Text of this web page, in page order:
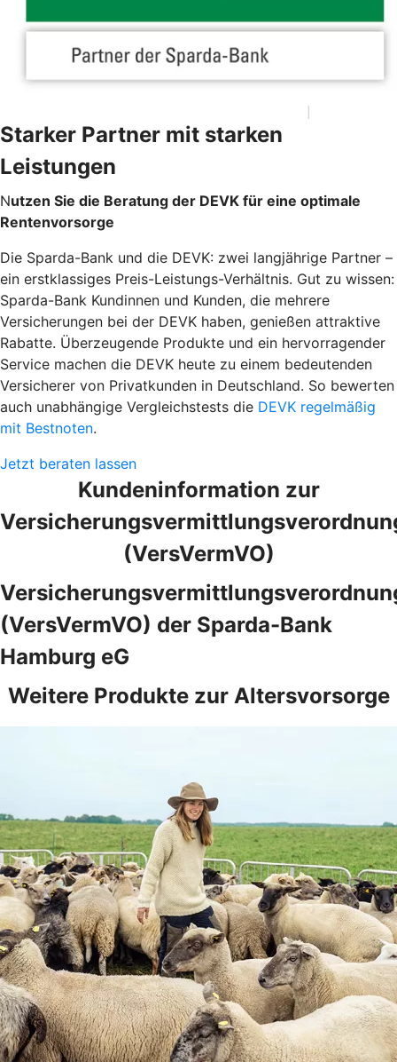
Starker Partner mit starken
Leistungen
Nutzen Sie die Beratung der DEVK für eine optimale
Rentenvorsorge
Die Sparda-Bank und die DEVK: zwei langjährige Partner –
ein erstklassiges Preis-Leistungs-Verhältnis. Gut zu wissen:
Sparda-Bank Kundinnen und Kunden, die mehrere
Versicherungen bei der DEVK haben, genießen attraktive
Rabatte. Überzeugende Produkte und ein hervorragender
Service machen die DEVK heute zu einem bedeutenden
Versicherer von Privatkunden in Deutschland. So bewerten
auch unabhängige Vergleichstests die DEVK regelmäßig
mit Bestnoten.
Jetzt beraten lassen
Kundeninformation zur
(VersVermVO)
(VersVermVO) der Sparda-Bank
Hamburg eG
Weitere Produkte zur Altersvorsorge